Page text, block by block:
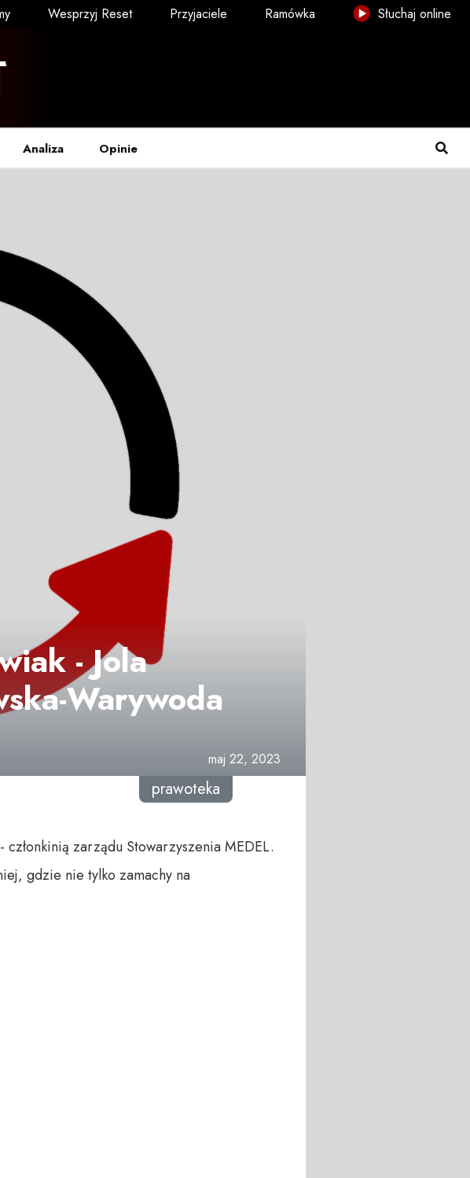
Wesprzyj Reset Przyjaciele Ramówka Słuchaj online
Analiza Opinie
- Jola
Warywoda
maj 22, 2023
prawoteka
zarządu Stowarzyszenia MEDEL.
gdzie nie tylko zamachy na